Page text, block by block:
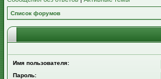
Список форумов
Имя пользователя:
Пароль: